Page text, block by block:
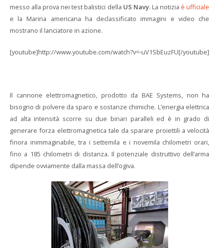
messo alla prova nei test balistici della US Navy. La notizia è ufficiale
e la Marina americana ha declassificato immagini e video che
mostrano il lanciatore in azione.
[youtube]http://www.youtube.com/watch?v=-uV1SbEuzFU[/youtube]
Il cannone elettromagnetico, prodotto da BAE Systems, non ha
bisogno di polvere da sparo e sostanze chimiche. L’energia elettrica
ad alta intensità scorre su due binari paralleli ed è in grado di
generare forza elettromagnetica tale da sparare proiettili a velocità
finora inimmaginabile, tra i settemila e i novemila chilometri orari,
fino a 185 chilometri di distanza. Il potenziale distruttivo dell’arma
dipende ovviamente dalla massa dell’ogiva.